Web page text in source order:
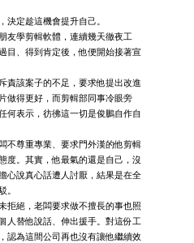
決定趁這機會提升自己。
友學剪輯軟體，連續幾天徹夜工
目、得到肯定後，他便開始接著宣
責該案子的不足，要求他提出改進
做得更好，而剪輯部同事冷眼旁
何表示，彷彿這一切是俊鵬自作自
不尊重專業、要求門外漢的他剪輯
度。其實，他最氣的還是自己，沒
心說真心話遭人討厭，結果是在全
。
拒絕，老闆要求做不擅長的事也照
人替他說話、伸出援手。對這份工
認為這間公司再也沒有讓他繼續效